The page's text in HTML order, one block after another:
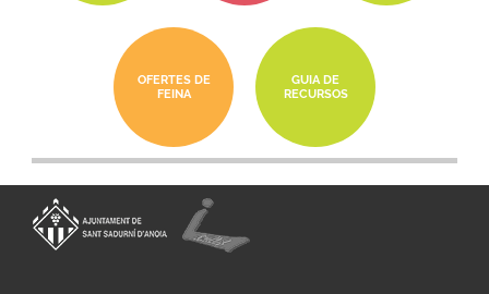
OFERTES DE
FEINA
GUIA DE
RECURSOS